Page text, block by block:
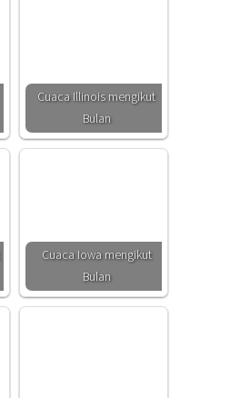
Cuaca Illinois mengikut
Bulan
Cuaca Iowa mengikut
Bulan